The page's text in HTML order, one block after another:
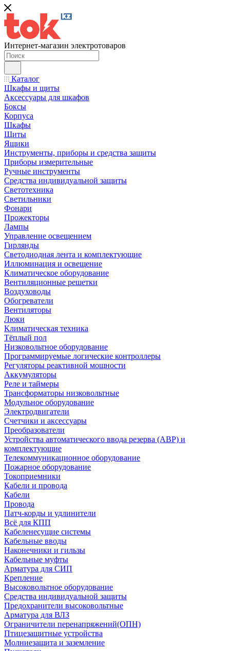
Интернет-магазин электротоваров
Каталог
Шкафы и щиты
Аксессуары для шкафов
Боксы
Корпуса
Шкафы
Щиты
Ящики
Инструменты, приборы и средства защиты
Приборы измерительные
Ручные инструменты
Средства индивидуальной защиты
Светотехника
Светильники
Фонари
Прожекторы
Лампы
Управление освещением
Гирлянды
Светодиодная лента и комплектующие
Иллюминация и освещение
Климатическое оборудование
Вентиляционные решетки
Воздуховоды
Обогреватели
Вентиляторы
Люки
Климатическая техника
Тёплый пол
Низковольтное оборудование
Программируемые логические контроллеры
Регуляторы реактивной мощности
Аккумуляторы
Реле и таймеры
Трансформаторы низковольтные
Модульное оборудование
Электродвигатели
Счетчики и аксессуары
Преобразователи
Устройства автоматического ввода резерва (АВР) и
комплектующие
Телекоммуникационное оборудование
Пожарное оборудование
Токоприемники
Кабели и провода
Кабели
Провода
Патч-корды и удлинители
Всё для КПП
Кабеленесущие системы
Кабельные вводы
Наконечники и гильзы
Кабельные муфты
Арматура для СИП
Крепление
Высоковольтное оборудование
Средства индивидуальной защиты
Предохранители высоковольтные
Арматура для ВЛЗ
Ограничители перенапряжений(ОПН)
Птицезащитные устройства
Молниезащита и заземление